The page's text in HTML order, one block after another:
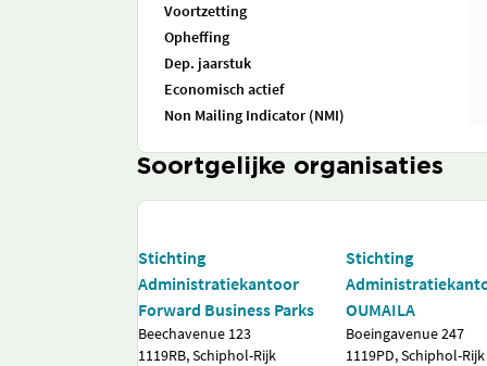
Voortzetting
Opheffing
Dep. jaarstuk
Economisch actief
Non Mailing Indicator (NMI)
Soortgelijke organisaties
Stichting
Administratiekantoor
Forward Business Parks
Beechavenue 123
1119RB, Schiphol-Rijk
Stichting
OUMAILA
Boeingavenue 247
1119PD, Schiphol-Rijk